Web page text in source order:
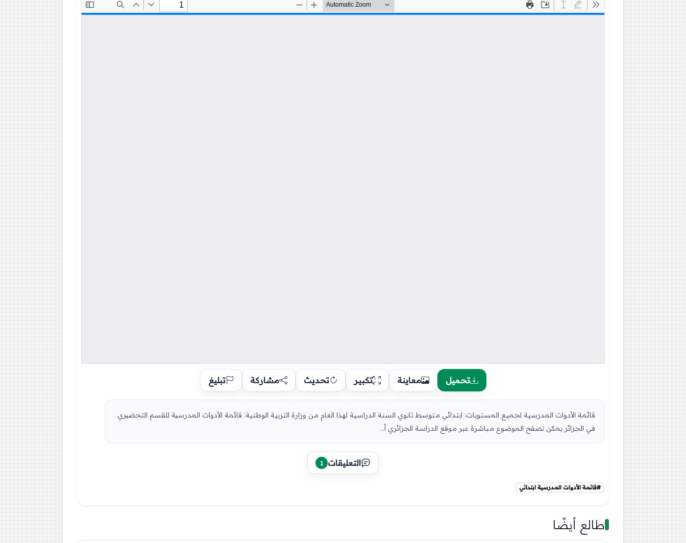
تحميل معاينة تكبير تحديث مشاركة تبليغ
قائمة الأدوات المدرسية لجميع المستويات: ابتدائي متوسط ثانوي السنة الدراسية لهذا العام من وزارة التربية الوطنية: قائمة الأدوات المدرسیة للقسم التحضیري
في الجزائر يمكن تصفح الموضوع مباشرة عبر موقع الدراسة الجزائري أ...
التعليقات 1
#قائمة الأدوات المدرسية ابتدائي
طالع أيضًا